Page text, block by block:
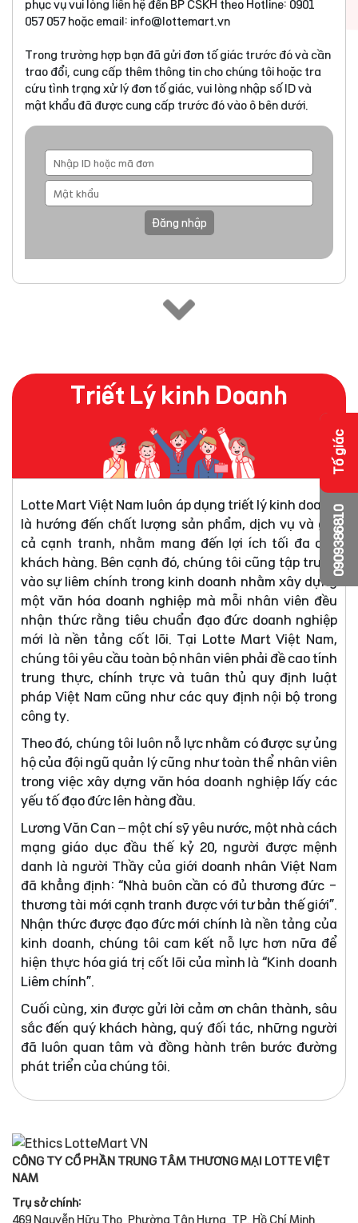
phục vụ vui lòng liên hệ đến BP CSKH theo Hotline: 0901
057 057 hoặc email: info@lottemart.vn
Trong trường hợp bạn đã gửi đơn tố giác trước đó và cần
trao đổi, cung cấp thêm thông tin cho chúng tôi hoặc tra
cứu tình trạng xử lý đơn tố giác, vui lòng nhập số ID và
mật khẩu đã được cung cấp trước đó vào ô bên dưới.
Đăng nhập
Triết Lý kinh Doanh
Lotte Mart Việt Nam luôn áp dụng triết lý kinh doanh
là hướng đến chất lượng sản phẩm, dịch vụ và giá
cả cạnh tranh, nhằm mang đến lợi ích tối đa cho
khách hàng. Bên cạnh đó, chúng tôi cũng tập trung
vào sự liêm chính trong kinh doanh nhằm xây dựng
một văn hóa doanh nghiệp mà mỗi nhân viên đều
nhận thức rằng tiêu chuẩn đạo đức doanh nghiệp
mới là nền tảng cốt lõi. Tại Lotte Mart Việt Nam,
chúng tôi yêu cầu toàn bộ nhân viên phải đề cao tính
trung thực, chính trực và tuân thủ quy định luật
pháp Việt Nam cũng như các quy định nội bộ trong
công ty.
Theo đó, chúng tôi luôn nỗ lực nhằm có được sự ủng
hộ của đội ngũ quản lý cũng như toàn thể nhân viên
trong việc xây dựng văn hóa doanh nghiệp lấy các
yếu tố đạo đức lên hàng đầu.
Lương Văn Can – một chí sỹ yêu nước, một nhà cách
mạng giáo dục đầu thế kỷ 20, người được mệnh
danh là người Thầy của giới doanh nhân Việt Nam
đã khẳng định: “Nhà buôn cần có đủ thương đức -
thương tài mới cạnh tranh được với tư bản thế giới”.
Nhận thức được đạo đức mới chính là nền tảng của
kinh doanh, chúng tôi cam kết nỗ lực hơn nữa để
hiện thực hóa giá trị cốt lõi của mình là “Kinh doanh
Liêm chính”.
Cuối cùng, xin được gửi lời cảm ơn chân thành, sâu
sắc đến quý khách hàng, quý đối tác, những người
đã luôn quan tâm và đồng hành trên bước đường
phát triển của chúng tôi.
CÔNG TY CỔ PHẦN TRUNG TÂM THƯƠNG MẠI LOTTE VIỆT
NAM
Trụ sở chính:
469 Nguyễn Hữu Thọ, Phường Tân Hưng, TP. Hồ Chí Minh
0909386810
Tố giác